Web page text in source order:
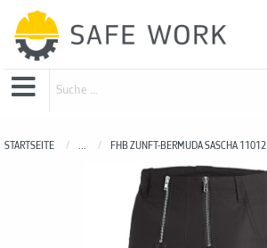
STARTSEITE ... FHB ZUNFT-BERMUDA SASCHA 11012